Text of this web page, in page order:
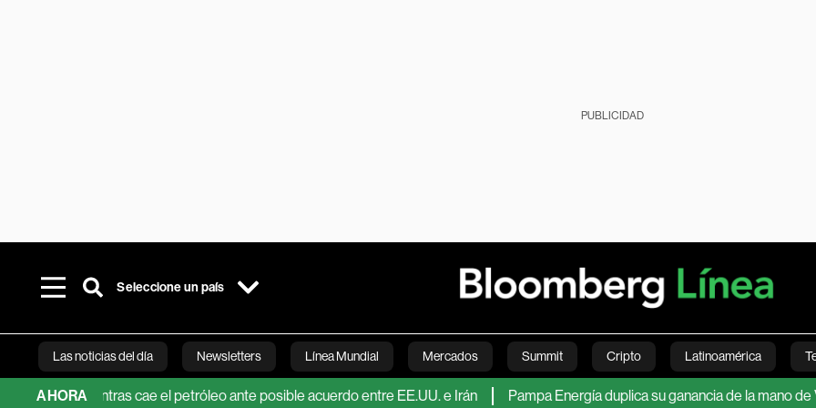
PUBLICIDAD
Seleccione un país
Las noticias del día Newsletters Línea Mundial Mercados Summit Cripto Latinoamérica
Bloomberg Green Economía Estilo de vida Mundo Videos
AHORA
IA mientras cae el petróleo ante posible acuerdo entre EE.UU. e Irán Pampa Energía duplica su ganancia de la mano de Vaca